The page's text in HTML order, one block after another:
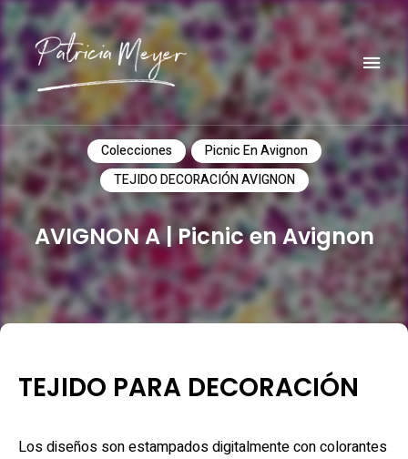
PATRICIA MEYER
Do it yourself
Colecciones
Picnic En Avignon
TEJIDO DECORACIÓN AVIGNON
AVIGNON A | Picnic en Avignon
TEJIDO PARA DECORACIÓN
Los diseños son estampados digitalmente con colorantes